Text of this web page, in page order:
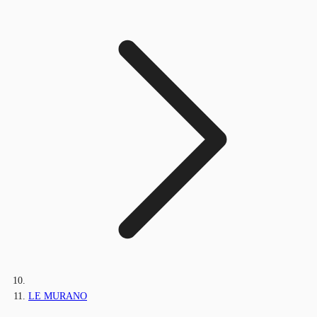
LE MURANO